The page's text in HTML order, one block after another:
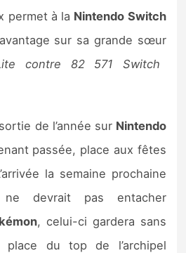
permet à la Nintendo Switch
sur sa grande sœur
contre 82 571 Switch
de l’année sur Nintendo
passée, place aux fêtes
la semaine prochaine
ne devrait pas entacher
, celui-ci gardera sans
place du top de l’archipel